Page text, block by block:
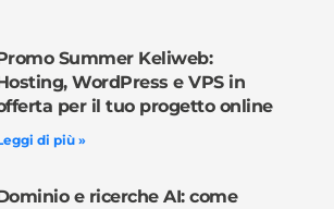
Summer Keliweb:
WordPress e VPS in
per il tuo progetto online
di più »
e ricerche AI: come